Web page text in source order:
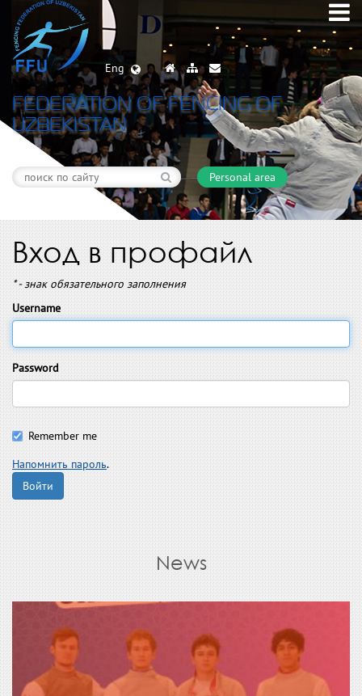
Eng
FEDERATION OF FENCING OF
UZBEKISTAN
Personal area
Вход в профайл
* - знак обязательного заполнения
Username
Password
Remember me
Напомнить пароль.
Войти
News